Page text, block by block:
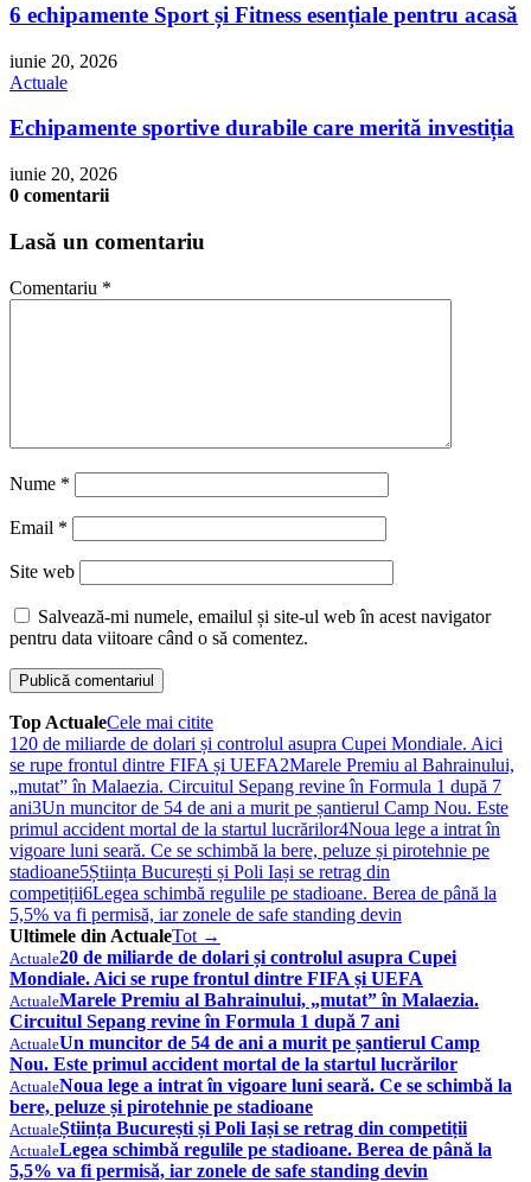
6 echipamente Sport și Fitness esențiale pentru acasă
iunie 20, 2026
Actuale
Echipamente sportive durabile care merită investiția
iunie 20, 2026
0 comentarii
Lasă un comentariu
Comentariu *
Nume *
Email *
Site web
Salvează-mi numele, emailul și site-ul web în acest navigator
pentru data viitoare când o să comentez.
Top ActualeCele mai citite
1 20 de miliarde de dolari și controlul asupra Cupei Mondiale. Aici
se rupe frontul dintre FIFA și UEFA2Marele Premiu al Bahrainului,
„mutat” în Malaezia. Circuitul Sepang revine în Formula 1 după 7
ani3Un muncitor de 54 de ani a murit pe șantierul Camp Nou. Este
primul accident mortal de la startul lucrărilor4Noua lege a intrat în
vigoare luni seară. Ce se schimbă la bere, peluze și pirotehnie pe
stadioane5Știința București și Poli Iași se retrag din
competiții6Legea schimbă regulile pe stadioane. Berea de până la
5,5% va fi permisă, iar zonele de safe standing devin
Ultimele din ActualeTot →
Actuale20 de miliarde de dolari și controlul asupra Cupei
Mondiale. Aici se rupe frontul dintre FIFA și UEFA
ActualeMarele Premiu al Bahrainului, „mutat” în Malaezia.
Circuitul Sepang revine în Formula 1 după 7 ani
ActualeUn muncitor de 54 de ani a murit pe șantierul Camp
Nou. Este primul accident mortal de la startul lucrărilor
ActualeNoua lege a intrat în vigoare luni seară. Ce se schimbă la
bere, peluze și pirotehnie pe stadioane
ActualeȘtiința București și Poli Iași se retrag din competiții
ActualeLegea schimbă regulile pe stadioane. Berea de până la
5,5% va fi permisă, iar zonele de safe standing devin